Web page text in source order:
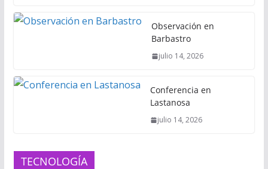
Observación en
Barbastro
julio 14, 2026
Conferencia en
Lastanosa
julio 14, 2026
TECNOLOGÍA